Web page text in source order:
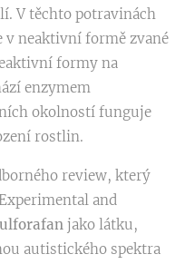
V těchto potravinách
v neaktivní formě zvané
formy na
enzymem
okolností funguje
rostlin.
review, který
and
jako látku,
autistického spektra